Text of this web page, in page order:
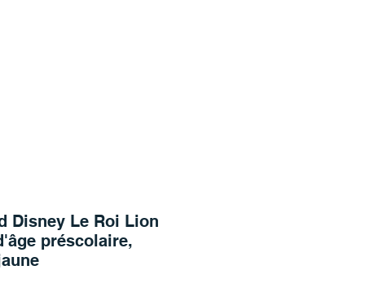
Disney Le Roi Lion
préscolaire,